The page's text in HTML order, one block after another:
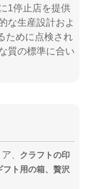
1停止店を提供
な生産設計およ
ために点検され
質の標準に合い
クラフトの印
ト用の箱、贅沢